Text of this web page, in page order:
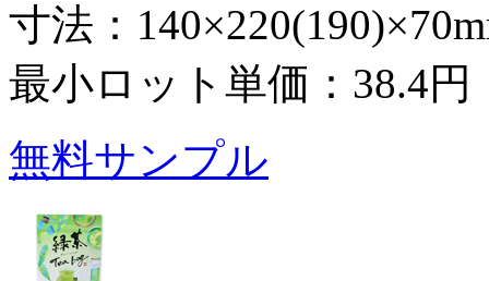
寸法：
最小ロット単価： 38.4円
無料サンプル